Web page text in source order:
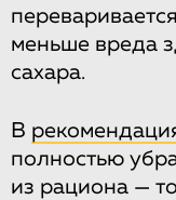
меньше вреда
сахара.
В
полностью
из рациона —